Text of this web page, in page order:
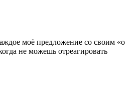
моё предложение со своим «о
не можешь отреагировать